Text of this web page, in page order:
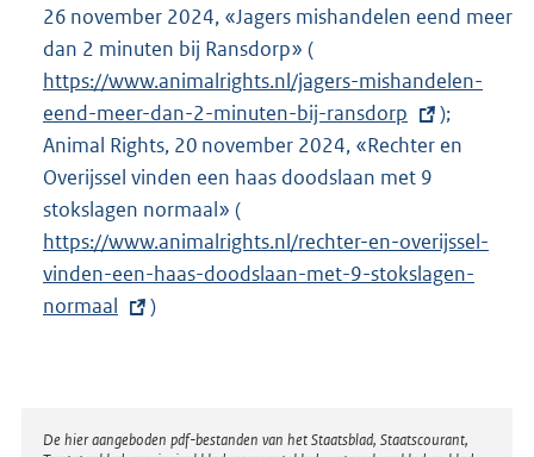
e
n
e
l
i
k
:
26 november 2024, «Jagers mishandelen eend meer
dan 2 minuten bij Ransdorp» (
x
t
e
r
e
l
https://www.animalrights.nl/jagers-mishandelen-
eend-meer-dan-2-minuten-bij-ransdorp
);
Animal Rights, 20 november 2024, «Rechter en
Overijssel vinden een haas doodslaan met 9
stokslagen normaal» (
x
t
l
https://www.animalrights.nl/rechter-en-overijssel-
vinden-een-haas-doodslaan-met-9-stokslagen-
normaal
)
Disclaimer
De hier aangeboden pdf-bestanden van het Staatsblad, Staatscourant,